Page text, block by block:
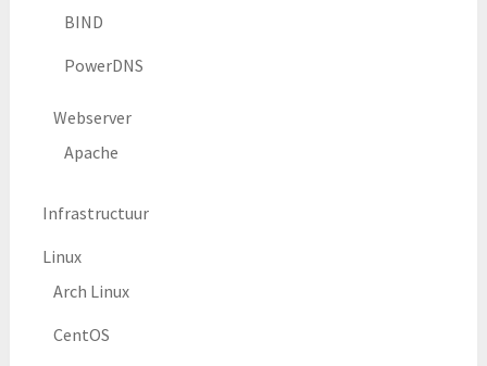
BIND
PowerDNS
Webserver
Apache
Infrastructuur
Linux
Arch Linux
CentOS